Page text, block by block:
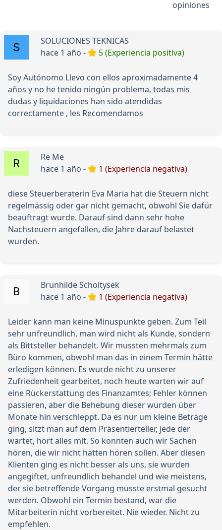
opiniones
SOLUCIONES TEKNICAS
hace 1 año -
5 (Experiencia positiva)
Soy Autónomo Llevo con ellos aproximadamente 4
años y no he tenido ningún problema, todas mis
dudas y liquidaciones han sido atendidas
correctamente , les Recomendamos
Re Me
hace 1 año -
1 (Experiencia negativa)
diese Steuerberaterin Eva Maria hat die Steuern nicht
regelmässig oder gar nicht gemacht, obwohl Sie dafür
beauftragt wurde. Darauf sind dann sehr hohe
Nachsteuern angefallen, die Jahre darauf belastet
wurden.
Brunhilde Scholtysek
hace 1 año -
1 (Experiencia negativa)
Leider kann man keine Minuspunkte geben. Zum Teil
sehr unfreundlich, man wird nicht als Kunde, sondern
als Bittsteller behandelt. Wir mussten mehrmals zum
Büro kommen, obwohl man das in einem Termin hätte
erledigen können. Es wurde nicht zu unserer
Zufriedenheit gearbeitet, noch heute warten wir auf
eine Rückerstattung des Finanzamtes; Fehler können
passieren, aber die Behebung dieser wurden über
Monate hin verschleppt. Da es nur um kleine Beträge
ging, sitzt man auf dem Präsentierteller, jede der
wartet, hört alles mit. So konnten auch wir Sachen
hören, die wir nicht hätten hören sollen. Aber diesen
Klienten ging es nicht besser als uns, sie wurden
angegiftet, unfreundlich behandel und wie meistens,
der sie betreffende Vorgang musste erstmal gesucht
werden. Obwohl ein Termin bestand, war die
Mitarbeiterin nicht vorbereitet. Nie wieder. Nicht zu
empfehlen.